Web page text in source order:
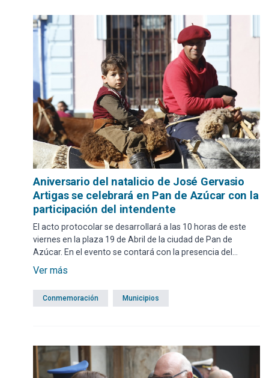
Aniversario del natalicio de José Gervasio
Artigas se celebrará en Pan de Azúcar con la
participación del intendente
El acto protocolar se desarrollará a las 10 horas de este
viernes en la plaza 19 de Abril de la ciudad de Pan de
Azúcar. En el evento se contará con la presencia del
intendente de Maldonado, Miguel Abella.
Ver más
Conmemoración Municipios